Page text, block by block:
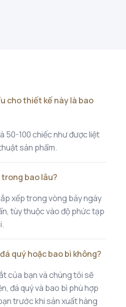
cho thiết kế này là bao
50-100 chiếc như được liệt
sản phẩm.
bao lâu?
xếp trong vòng bảy ngày
tùy thuộc vào độ phức tạp
quý hoặc bao bì không?
của bạn và chúng tôi sẽ
đá quý và bao bì phù hợp
trước khi sản xuất hàng